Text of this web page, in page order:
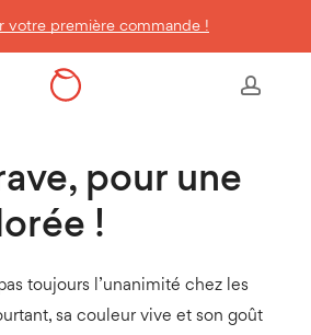
votre première commande !
leurs secrets
La betterave, pour une
pour une
!
toujours l’unanimité chez les
sa couleur vive et son goût